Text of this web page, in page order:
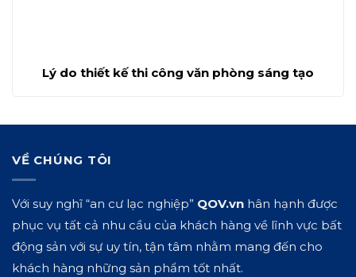
Lý do thiết kế thi công văn phòng sáng tạo
VỀ CHÚNG TÔI
Với suy nghĩ “an cư lạc nghiệp” QOV.vn hân hạnh được
phục vụ tất cả nhu cầu của khách hàng về lĩnh vực bất
động sản với sự uy tín, tận tâm nhằm mang đến cho
khách hàng những sản phẩm tốt nhất.